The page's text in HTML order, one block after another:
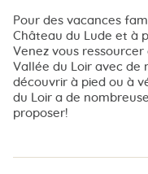
Pour des vacances
Château du Lude et à
Venez vous
Vallée du Loir avec de
découvrir à pied ou à
du Loir a de
proposer!